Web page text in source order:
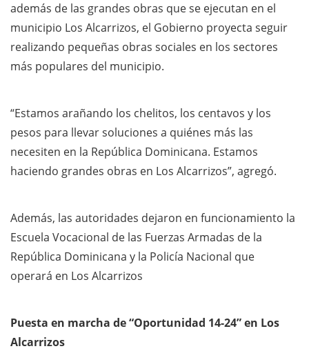
además de las grandes obras que se ejecutan en el
municipio Los Alcarrizos, el Gobierno proyecta seguir
realizando pequeñas obras sociales en los sectores
más populares del municipio.
“Estamos arañando los chelitos, los centavos y los
pesos para llevar soluciones a quiénes más las
necesiten en la República Dominicana. Estamos
haciendo grandes obras en Los Alcarrizos”, agregó.
Además, las autoridades dejaron en funcionamiento la
Escuela Vocacional de las Fuerzas Armadas de la
República Dominicana y la Policía Nacional que
operará en Los Alcarrizos
Puesta en marcha de “Oportunidad 14-24” en Los
Alcarrizos